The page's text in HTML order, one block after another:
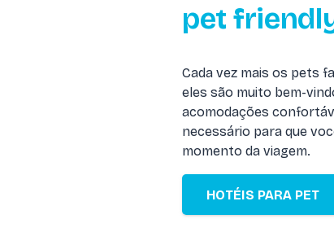
pet
Cada vez mais os pets
eles são muito bem-
acomodações
necessário para que
momento da viagem.
HOTÉIS PARA PET